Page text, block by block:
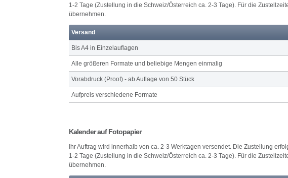
1-2 Tage (Zustellung in die Schweiz/Österreich ca. 2-3 Tage). Für die
übernehmen.
Versand
Bis A4 in Einzelauflagen
Alle größeren Formate und beliebige Mengen einmalig
Vorabdruck (Proof) - ab Auflage von 50 Stück
Aufpreis verschiedene Formate
Kalender auf Fotopapier
Ihr Auftrag wird innerhalb von ca. 2-3 Werktagen versendet. Die Zustellung
1-2 Tage (Zustellung in die Schweiz/Österreich ca. 2-3 Tage). Für die
übernehmen.